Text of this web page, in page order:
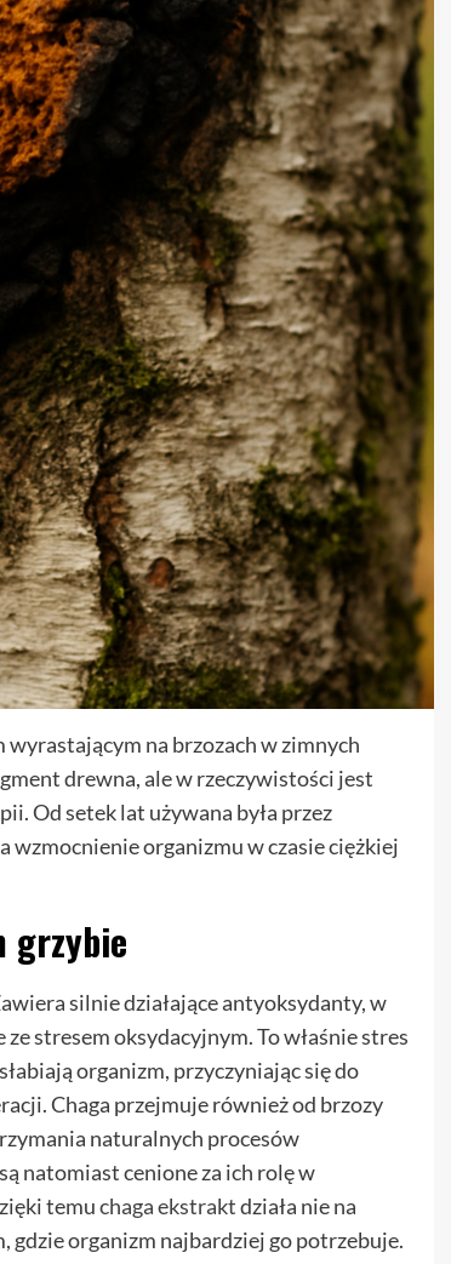
na brzozach w zimnych
drewna, ale w rzeczywistości jest
Od setek lat używana była przez
wzmocnienie organizmu w czasie ciężkiej
grzybie
silnie działające antyoksydanty, w
stresem oksydacyjnym. To właśnie stres
organizm, przyczyniając się do
Chaga przejmuje również od brzozy
naturalnych procesów
natomiast cenione za ich rolę w
temuchaga ekstraktdziała nie na
organizm najbardziej go potrzebuje.